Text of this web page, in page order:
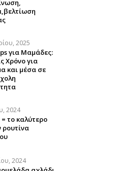
2025
για Μαμάδες:
Χρόνο για
και μέσα σε
2024
το καλύτερο
2024